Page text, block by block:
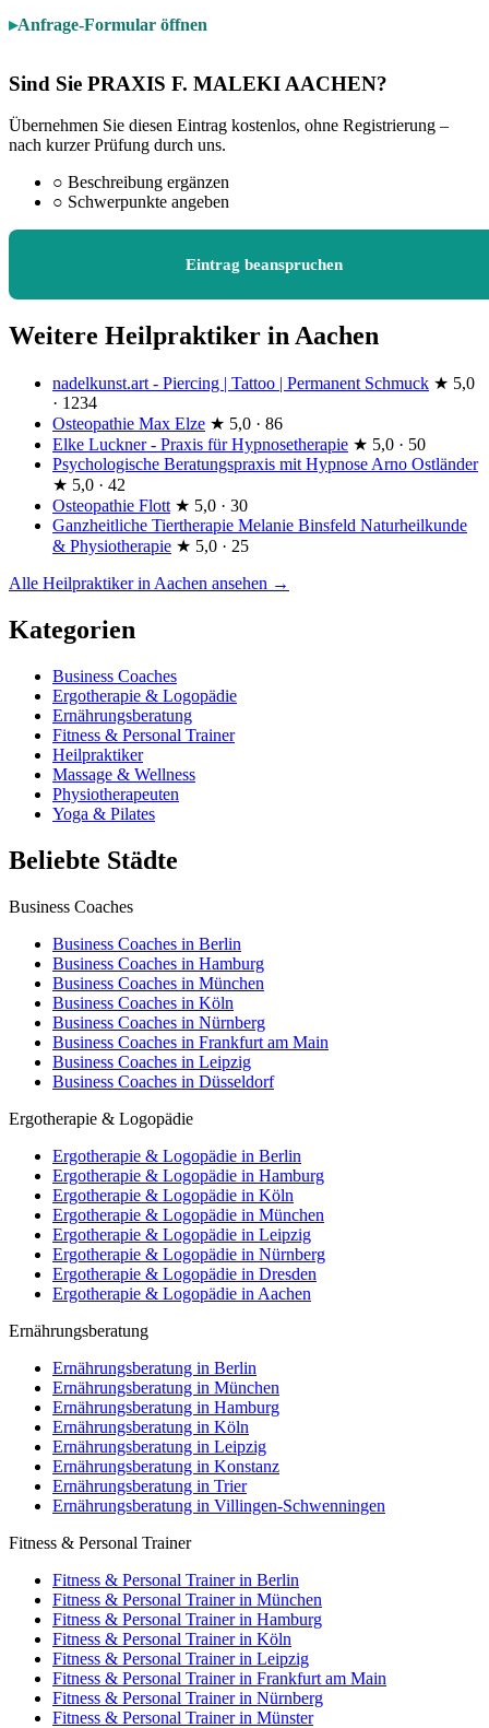
Anfrage-Formular öffnen
Sind Sie PRAXIS F. MALEKI AACHEN?
Übernehmen Sie diesen Eintrag kostenlos, ohne Registrierung –
nach kurzer Prüfung durch uns.
○ Beschreibung ergänzen
○ Schwerpunkte angeben
Eintrag beanspruchen
Weitere Heilpraktiker in Aachen
nadelkunst.art - Piercing | Tattoo | Permanent Schmuck ★ 5,0
· 1234
Osteopathie Max Elze ★ 5,0 · 86
Elke Luckner - Praxis für Hypnosetherapie ★ 5,0 · 50
Psychologische Beratungspraxis mit Hypnose Arno Ostländer
★ 5,0 · 42
Osteopathie Flott ★ 5,0 · 30
Ganzheitliche Tiertherapie Melanie Binsfeld Naturheilkunde
& Physiotherapie ★ 5,0 · 25
Alle Heilpraktiker in Aachen ansehen →
Kategorien
Business Coaches
Ergotherapie & Logopädie
Ernährungsberatung
Fitness & Personal Trainer
Heilpraktiker
Massage & Wellness
Physiotherapeuten
Yoga & Pilates
Beliebte Städte
Business Coaches
Business Coaches in Berlin
Business Coaches in Hamburg
Business Coaches in München
Business Coaches in Köln
Business Coaches in Nürnberg
Business Coaches in Frankfurt am Main
Business Coaches in Leipzig
Business Coaches in Düsseldorf
Ergotherapie & Logopädie
Ergotherapie & Logopädie in Berlin
Ergotherapie & Logopädie in Hamburg
Ergotherapie & Logopädie in Köln
Ergotherapie & Logopädie in München
Ergotherapie & Logopädie in Leipzig
Ergotherapie & Logopädie in Nürnberg
Ergotherapie & Logopädie in Dresden
Ergotherapie & Logopädie in Aachen
Ernährungsberatung
Ernährungsberatung in Berlin
Ernährungsberatung in München
Ernährungsberatung in Hamburg
Ernährungsberatung in Köln
Ernährungsberatung in Leipzig
Ernährungsberatung in Konstanz
Ernährungsberatung in Trier
Ernährungsberatung in Villingen-Schwenningen
Fitness & Personal Trainer
Fitness & Personal Trainer in Berlin
Fitness & Personal Trainer in München
Fitness & Personal Trainer in Hamburg
Fitness & Personal Trainer in Köln
Fitness & Personal Trainer in Leipzig
Fitness & Personal Trainer in Frankfurt am Main
Fitness & Personal Trainer in Nürnberg
Fitness & Personal Trainer in Münster